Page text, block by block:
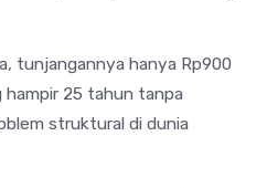
tunjangannya hanya Rp900
hampir 25 tahun tanpa
struktural di dunia